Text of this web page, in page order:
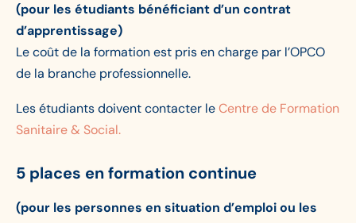
(pour les étudiants bénéficiant d’un contrat
d’apprentissage)
Le coût de la formation est pris en charge par l’OPCO
de la branche professionnelle.
Les étudiants doivent contacter leCentre de Formation
Sanitaire & Social.
5 places en formation continue
(pour les personnes en situation d’emploi ou les